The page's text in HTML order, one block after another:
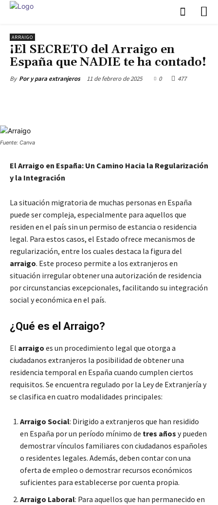
ARRAIGO
¡El SECRETO del Arraigo en
España que NADIE te ha contado!
By Por y para extranjeros 11 de febrero de 2025 0 477
Fuente: Canva
El Arraigo en España: Un Camino Hacia la Regularización
y la Integración
La situación migratoria de muchas personas en España
puede ser compleja, especialmente para aquellos que
residen en el país sin un permiso de estancia o residencia
legal. Para estos casos, el Estado ofrece mecanismos de
regularización, entre los cuales destaca la figura del
arraigo. Este proceso permite a los extranjeros en
situación irregular obtener una autorización de residencia
por circunstancias excepcionales, facilitando su integración
social y económica en el país.
¿Qué es el Arraigo?
El arraigo es un procedimiento legal que otorga a
ciudadanos extranjeros la posibilidad de obtener una
residencia temporal en España cuando cumplen ciertos
requisitos. Se encuentra regulado por la Ley de Extranjería y
se clasifica en cuatro modalidades principales:
Arraigo Social: Dirigido a extranjeros que han residido
en España por un período mínimo de tres años y pueden
demostrar vínculos familiares con ciudadanos españoles
o residentes legales. Además, deben contar con una
oferta de empleo o demostrar recursos económicos
suficientes para establecerse por cuenta propia.
Arraigo Laboral: Para aquellos que han permanecido en